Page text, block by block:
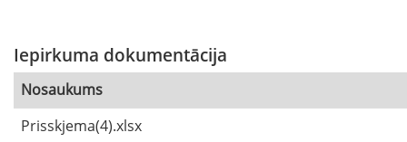
Iepirkuma dokumentācija
Nosaukums
Prisskjema(4).xlsx